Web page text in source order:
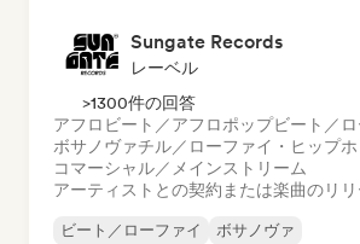
Sungate Records
レーベル
>1300件の回答
アフロビート／アフロポップビート／
ボサノヴァチル／ローファイ・ヒップ
コマーシャル／メインストリーム
アーティストとの契約または楽曲のリリ
ビート／ローファイ
ボサノヴァ